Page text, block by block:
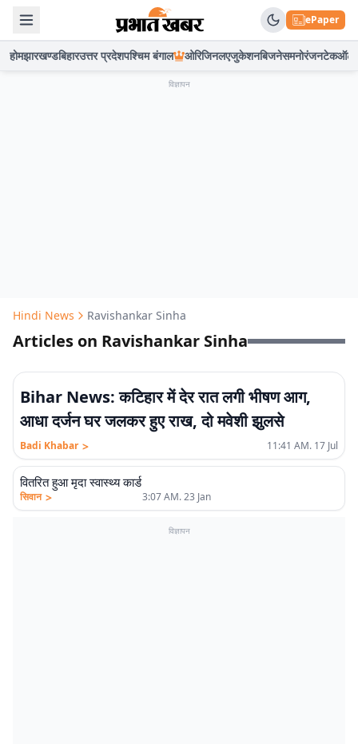
ePaper
होमझारखण्डबिहारउत्तर प्रदेशपश्चिम बंगाल ओरिजिनलएजुकेशनबिजनेसमनोरंजनटेकऑटो
विज्ञापन
Hindi News Ravishankar Sinha
Articles on Ravishankar Sinha
Bihar News: कटिहार में देर रात लगी भीषण आग,
आधा दर्जन घर जलकर हुए राख, दो मवेशी झुलसे
Badi Khabar > 11:41 AM. 17 Jul
वितरित हुआ मृदा स्वास्थ्य कार्ड
सिवान > 3:07 AM. 23 Jan
विज्ञापन